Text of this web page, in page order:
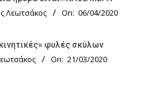
Λεωτσάκος On: 06/04/2020
φυλές σκύλων
On: 21/03/2020